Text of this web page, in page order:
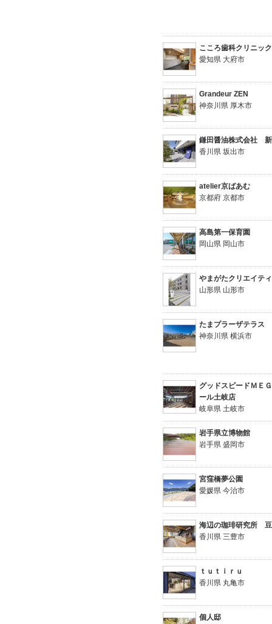
こころ歯科クリニック
愛知県 大府市
Grandeur ZEN
神奈川県 厚木市
鎌田醤油株式会社
香川県 坂出市
atelier京ばあむ
京都府 京都市
高島第一保育園
岡山県 岡山市
やまがたクリエイテ
山形県 山形市
たまプラーザテラス
神奈川県 横浜市
グッドスピードＭ
ール土岐店
岐阜県 土岐市
岩手県立博物館
岩手県 盛岡市
宮窪橋夢公園
愛媛県 今治市
海辺の珈琲研究所
香川県 三豊市
ｔｕｔｉｒｕ
香川県 丸亀市
個人邸